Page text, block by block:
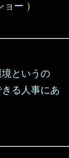
ョー ）
というの
る人事にあ